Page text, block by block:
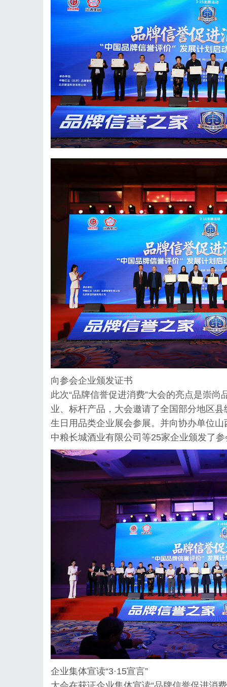
向参会企业颁发证书
此次“品牌信誉促进消费”大会的亮点是崇
业、标杆产品，大会邀请了全国部分地区
生日用品类企业展会参展。并向协办单位
中粮长城酒业有限公司等25家企业颁发了
企业集体宣读“3·15宣言”